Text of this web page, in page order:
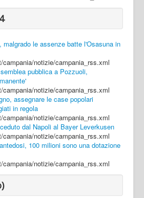
malgrado le assenze batte l'Osasuna in
campania/notizie/campania_rss.xml
pubblica a Pozzuoli,
campania/notizie/campania_rss.xml
assegnare le case popolari
in regola
campania/notizie/campania_rss.xml
dal Napoli al Bayer Leverkusen
campania/notizie/campania_rss.xml
100 milioni sono una dotazione
campania/notizie/campania_rss.xml